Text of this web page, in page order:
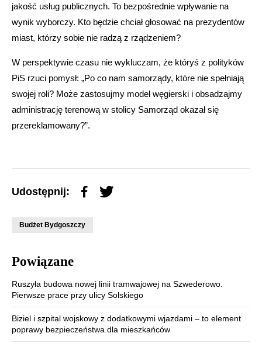
jakość usług publicznych. To bezpośrednie wpływanie na
wynik wyborczy. Kto będzie chciał głosować na prezydentów
miast, którzy sobie nie radzą z rządzeniem?
W perspektywie czasu nie wykluczam, że któryś z polityków
PiS rzuci pomysł: „Po co nam samorządy, które nie spełniają
swojej roli? Może zastosujmy model węgierski i obsadzajmy
administrację terenową w stolicy Samorząd okazał się
przereklamowany?”.
Udostępnij:
Budżet Bydgoszczy
Powiązane
Ruszyła budowa nowej linii tramwajowej na Szwederowo.
Pierwsze prace przy ulicy Solskiego
Biziel i szpital wojskowy z dodatkowymi wjazdami – to element
poprawy bezpieczeństwa dla mieszkańców